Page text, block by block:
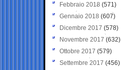
Febbraio 2018 (571)
Gennaio 2018 (607)
Dicembre 2017 (578)
Novembre 2017 (632)
Ottobre 2017 (579)
Settembre 2017 (456)